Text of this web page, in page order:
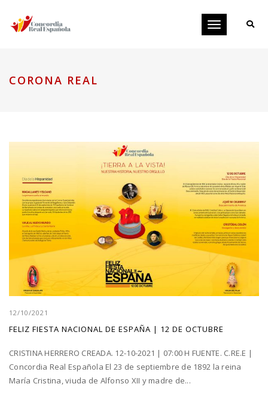
Toggle
CORONA REAL
12/10/2021
FELIZ FIESTA NACIONAL DE ESPAÑA | 12 DE OCTUBRE
CRISTINA HERRERO CREADA. 12-10-2021 | 07:00 H FUENTE. C.RE.E |
Concordia Real Española El 23 de septiembre de 1892 la reina
María Cristina, viuda de Alfonso XII y madre de...